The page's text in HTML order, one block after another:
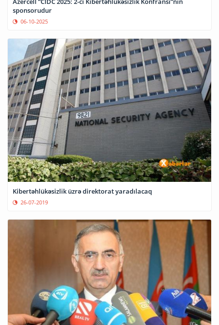
sponsorudur
06-10-2025
Kibertəhlükəsizlik üzrə direktorat yaradılacaq
26-07-2019